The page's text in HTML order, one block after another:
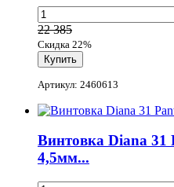
22 385
Скидка 22%
Артикул: 2460613
Винтовка Diana 31
4,5мм...